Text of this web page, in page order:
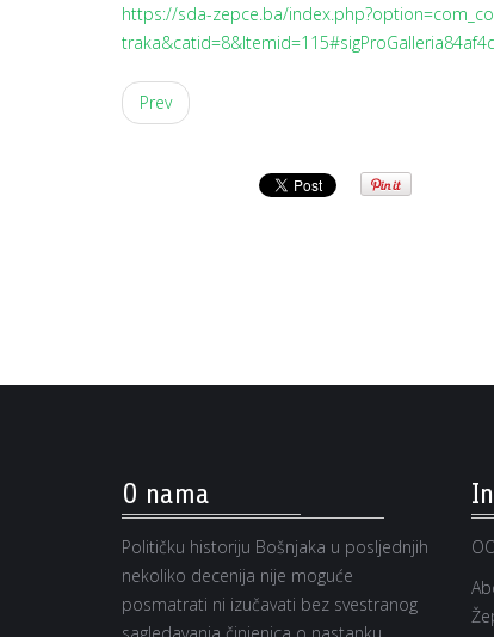
https://sda-zepce.ba/
Prev
O nama
Političku historiju Bošnjaka u posljednjih
nekoliko decenija nije moguće
posmatrati ni izučavati bez svestranog